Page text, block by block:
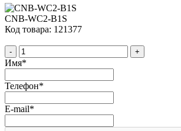
CNB-WC2-B1S
Код товара: 121377
- +
Имя*
Телефон*
E-mail*